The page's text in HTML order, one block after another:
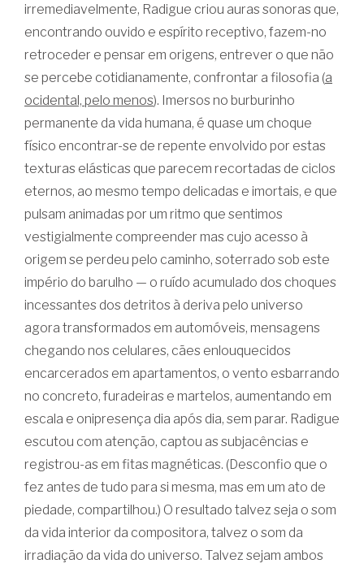
irremediavelmente, Radigue criou auras sonoras que,
encontrando ouvido e espírito receptivo, fazem-no
retroceder e pensar em origens, entrever o que não
se percebe cotidianamente, confrontar a filosofia (a
ocidental, pelo menos). Imersos no burburinho
permanente da vida humana, é quase um choque
físico encontrar-se de repente envolvido por estas
texturas elásticas que parecem recortadas de ciclos
eternos, ao mesmo tempo delicadas e imortais, e que
pulsam animadas por um ritmo que sentimos
vestigialmente compreender mas cujo acesso à
origem se perdeu pelo caminho, soterrado sob este
império do barulho — o ruído acumulado dos choques
incessantes dos detritos à deriva pelo universo
agora transformados em automóveis, mensagens
chegando nos celulares, cães enlouquecidos
encarcerados em apartamentos, o vento esbarrando
no concreto, furadeiras e martelos, aumentando em
escala e onipresença dia após dia, sem parar. Radigue
escutou com atenção, captou as subjacências e
registrou-as em fitas magnéticas. (Desconfio que o
fez antes de tudo para si mesma, mas em um ato de
piedade, compartilhou.) O resultado talvez seja o som
da vida interior da compositora, talvez o som da
irradiação da vida do universo. Talvez sejam ambos